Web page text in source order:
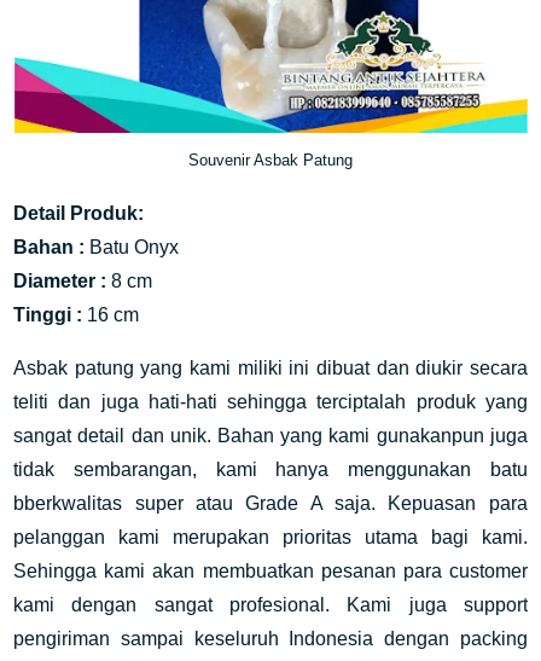
Souvenir Asbak Patung
Detail Produk:
Bahan : Batu Onyx
Diameter :8 cm
Tinggi : 16 cm
Asbak patung yang kami miliki ini dibuat dan diukir secara
teliti dan juga hati-hati sehingga terciptalah produk yang
sangat detail dan unik. Bahan yang kami gunakanpun juga
tidak sembarangan, kami hanya menggunakan batu
bberkwalitas super atau Grade A saja. Kepuasan para
pelanggan kami merupakan prioritas utama bagi kami.
Sehingga kami akan membuatkan pesanan para customer
kami dengan sangat profesional. Kami juga support
pengiriman sampai keseluruh Indonesia dengan packing